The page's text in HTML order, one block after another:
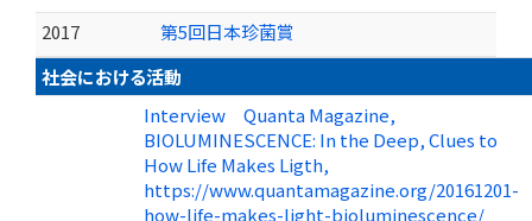
2017
第5回日本珍菌賞
社会における活動
Interview Quanta Magazine,
BIOLUMINESCENCE: In the Deep, Clues to
How Life Makes Ligth,
https://www.quantamagazine.org/20161201-
how-life-makes-light-bioluminescence/